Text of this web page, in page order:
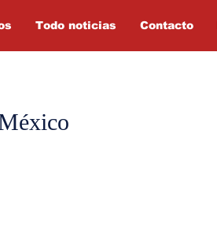
Todo noticias Contacto